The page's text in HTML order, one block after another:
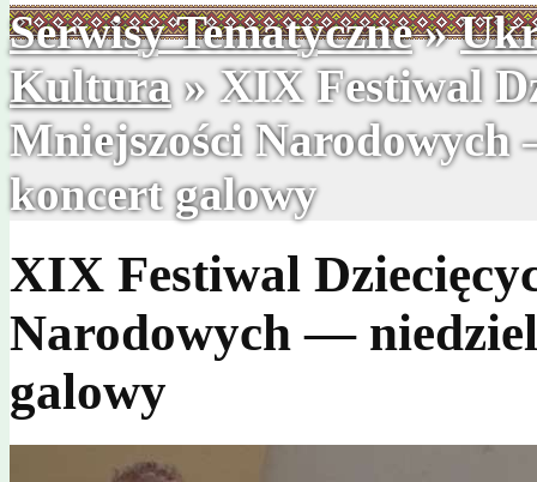
Serwisy Tematyczne»
Kultura» XIX Festiwal
Mniejszości Narodowych
koncert galowy
XIX Festiwal
Narodowych —
galowy